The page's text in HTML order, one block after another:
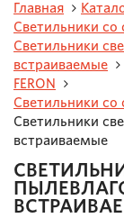
Главная
Светильники
Светильники
встраиваемые
FERON
Светильники
Светильники
встраиваемые